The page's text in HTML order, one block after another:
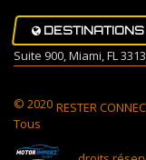
DESTINATIONS
Suite 900, Miami, FL
RESTER
© 2020
Tous